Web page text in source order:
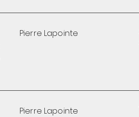
Pierre Lapointe
Pierre Lapointe